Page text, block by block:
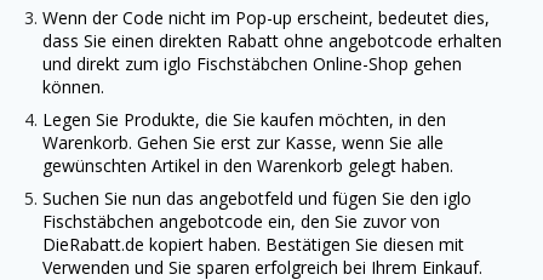
Wenn der Code nicht im Pop-up erscheint, bedeutet dies,
dass Sie einen direkten Rabatt ohne angebotcode erhalten
und direkt zum iglo Fischstäbchen Online-Shop gehen
können.
Legen Sie Produkte, die Sie kaufen möchten, in den
Warenkorb. Gehen Sie erst zur Kasse, wenn Sie alle
gewünschten Artikel in den Warenkorb gelegt haben.
Suchen Sie nun das angebotfeld und fügen Sie den iglo
Fischstäbchen angebotcode ein, den Sie zuvor von
DieRabatt.de kopiert haben. Bestätigen Sie diesen mit
Verwenden und Sie sparen erfolgreich bei Ihrem Einkauf.